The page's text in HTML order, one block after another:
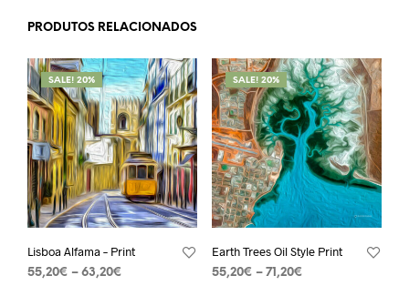
PRODUTOS RELACIONADOS
SALE! 20%
Lisboa Alfama – Print
55,20€ – 63,20€
SALE! 20%
Earth Trees Oil Style Print
55,20€ – 71,20€